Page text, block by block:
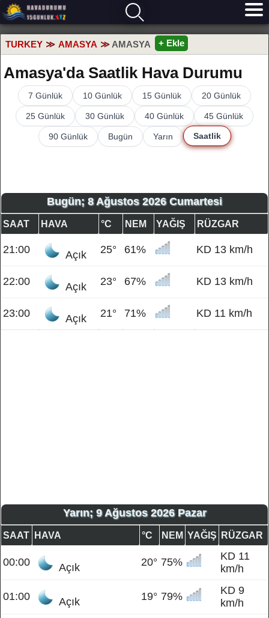
TURKEY AMASYA AMASYA + Ekle
Amasya'da Saatlik Hava Durumu
7 Günlük 10 Günlük 15 Günlük 20 Günlük
25 Günlük 30 Günlük 40 Günlük 45 Günlük
90 Günlük Bugün Yarın Saatlik
Bugün; 8 Ağustos 2026 Cumartesi
SAAT HAVA °C NEM YAĞIŞ RÜZGAR
21:00 Açık 25° 61% KD 13 km/h
22:00 Açık 23° 67% KD 13 km/h
23:00 Açık 21° 71% KD 11 km/h
Yarın; 9 Ağustos 2026 Pazar
SAAT HAVA °C NEM YAĞIŞ RÜZGAR
00:00 Açık 20° 75%
KD 11
km/h
01:00 Açık 19° 79%
KD 9
km/h